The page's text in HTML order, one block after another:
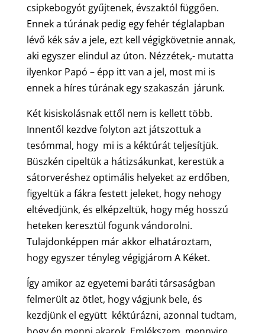
csipkebogyót gyűjtenek, évszaktól függően.
Ennek a túrának pedig egy fehér téglalapban
lévő kék sáv a jele, ezt kell végigkövetnie annak,
aki egyszer elindul az úton. Nézzétek,- mutatta
ilyenkor Papó – épp itt van a jel, most mi is
ennek a híres túrának egy szakaszán járunk.
Két kisiskolásnak ettől nem is kellett több.
Innentől kezdve folyton azt játszottuk a
tesómmal, hogy mi is a kéktúrát teljesítjük.
Büszkén cipeltük a hátizsákunkat, kerestük a
sátorveréshez optimális helyeket az erdőben,
figyeltük a fákra festett jeleket, hogy nehogy
eltévedjünk, és elképzeltük, hogy még hosszú
heteken keresztül fogunk vándorolni.
Tulajdonképpen már akkor elhatároztam,
hogy egyszer tényleg végigjárom A Kéket.
Így amikor az egyetemi baráti társaságban
felmerült az ötlet, hogy vágjunk bele, és
kezdjünk el együtt kéktúrázni, azonnal tudtam,